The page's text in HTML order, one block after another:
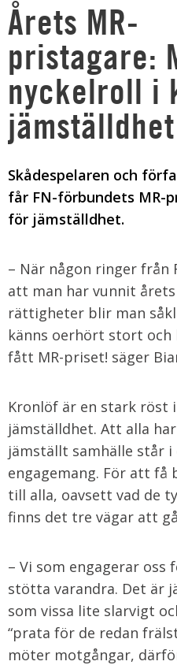
Årets MR-
pristagare:
nyckelroll i
jämställdhet
Skådespelaren och
får FN-förbundets MR-
för jämställdhet.
– När någon ringer från
att man har vunnit
rättigheter blir man
känns oerhört stort
fått MR-priset! säger
Kronlöf är en stark röst
jämställdhet. Att alla
jämställt samhälle står
engagemang. För att
till alla, oavsett vad de
finns det tre vägar att
– Vi som engagerar
stötta varandra. Det är
som vissa lite slarvigt
“prata för de redan
möter motgångar,